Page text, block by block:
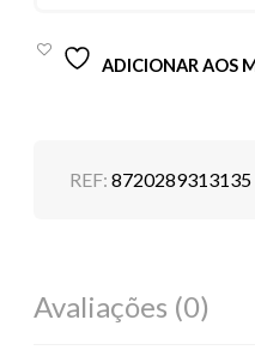
C
TYPE-ADICIONAR AOS
REF:8720289313135
Avaliações (0)